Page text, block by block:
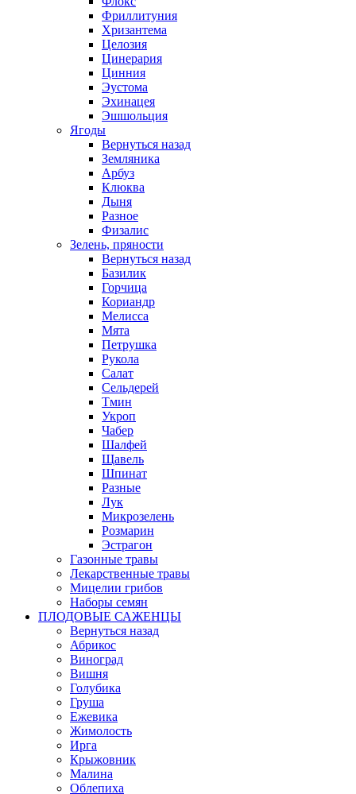
Фриллитуния
Хризантема
Целозия
Цинерария
Цинния
Эустома
Эхинацея
Эшшольция
Ягоды
Вернуться назад
Земляника
Арбуз
Клюква
Дыня
Разное
Физалис
Зелень, пряности
Вернуться назад
Базилик
Горчица
Кориандр
Мелисса
Мята
Петрушка
Рукола
Салат
Сельдерей
Тмин
Укроп
Чабер
Шалфей
Щавель
Шпинат
Разные
Лук
Микрозелень
Розмарин
Эстрагон
Газонные травы
Лекарственные травы
Мицелии грибов
Наборы семян
ПЛОДОВЫЕ САЖЕНЦЫ
Вернуться назад
Абрикос
Виноград
Вишня
Голубика
Груша
Ежевика
Жимолость
Ирга
Крыжовник
Малина
Облепиха